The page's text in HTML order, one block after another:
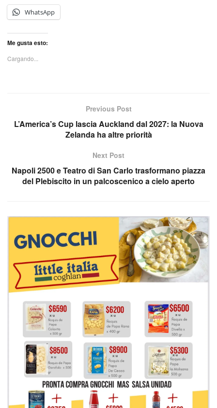
WhatsApp
Me gusta esto:
Cargando...
Previous Post
L’America’s Cup lascia Auckland dal 2027: la Nuova
Zelanda ha altre priorità
Next Post
Napoli 2500 e Teatro di San Carlo trasformano piazza
del Plebiscito in un palcoscenico a cielo aperto